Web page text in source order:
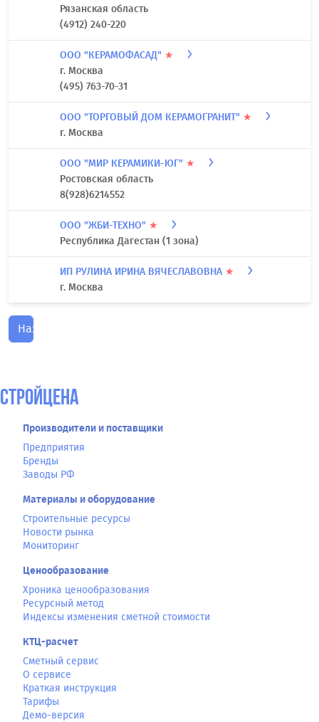
Рязанская область
(4912) 240-220
ООО "КЕРАМОФАСАД" ★
г. Москва
(495) 763-70-31
ООО "ТОРГОВЫЙ ДОМ КЕРАМОГРАНИТ" ★
г. Москва
ООО "МИР КЕРАМИКИ-ЮГ" ★
Ростовская область
8(928)6214552
ООО "ЖБИ-ТЕХНО" ★
Республика Дагестан (1 зона)
ИП РУЛИНА ИРИНА ВЯЧЕСЛАВОВНА ★
г. Москва
Назад
СтройЦена
Производители и поставщики
Предприятия
Бренды
Заводы РФ
Материалы и оборудование
Строительные ресурсы
Новости рынка
Мониторинг
Ценообразование
Хроника ценообразования
Ресурсный метод
Индексы изменения сметной стоимости
КТЦ-расчет
Сметный сервис
О сервисе
Краткая инструкция
Тарифы
Демо-версия